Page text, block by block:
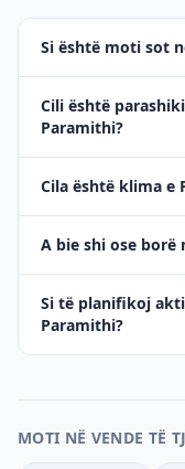
Si është moti sot
Cili është
Paramithi?
Cila është klima e
A bie shi ose
Si të planifikoj
Paramithi?
MOTI NË VENDE TË